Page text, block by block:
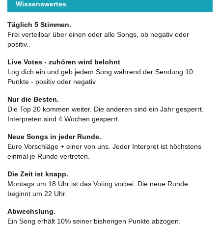
Wissenswertes
Täglich 5 Stimmen.
Frei verteilbar über einen oder alle Songs, ob negativ oder
positiv..
Live Votes - zuhören wird belohnt
Log dich ein und geb jedem Song während der Sendung 10
Punkte - positiv oder negativ
Nur die Besten.
Die Top 20 kommen weiter. Die anderen sind ein Jahr gesperrt.
Interpreten sind 4 Wochen gesperrt.
Neue Songs in jeder Runde.
Eure Vorschläge + einer von uns. Jeder Interpret ist höchstens
einmal je Runde vertreten.
Die Zeit ist knapp.
Montags um 18 Uhr ist das Voting vorbei. Die neue Runde
beginnt um 22 Uhr.
Abwechslung.
Ein Song erhält 10% seiner bisherigen Punkte abzogen.